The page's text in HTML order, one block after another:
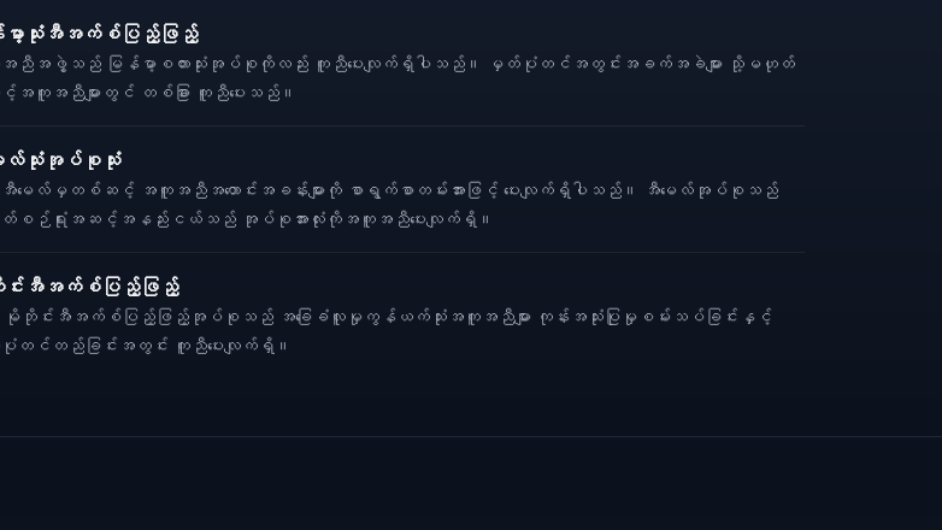
မာ့သုံးအီအက်စ်ပြည့်ဖြည့်
ညီအဖွဲ့သည် မြန်မာ့စကားသုံးအုပ်စုကိုလည်း ကူညီပေးလျက်ရှိပါသည်။ မှတ်ပုံတင်အတွင်းအခက်အခဲများ သို့မဟုတ်
ာင့်အကူအညီများတွင် တစ်ခြား ကူညီပေးသည်။
လ်သုံးအုပ်စုသုံး
မေလ်မှတစ်ဆင့် အကူအညီအတောင်းအခန်းများကို စာရွက်စာတမ်းအားဖြင့် ပေးလျက်ရှိပါသည်။ အီမေလ်အုပ်စုသည်
စဉ်ရုံးအဆင့်အနည်းငယ်သည် အုပ်စုအားလုံးကိုအကူအညီပေးလျက်ရှိ။
းအီအက်စ်ပြည့်ဖြည့်
မိုဘိုင်းအီအက်စ်ပြည့်ဖြည့်အုပ်စုသည် အခြေခံလူမှုကွန်ယက်သုံးအကူအညီများ ကုန်းအသုံးပြုမှုစမ်းသပ်ခြင်းနှင့်
တင်တည်ခြင်းအတွင်း ကူညီပေးလျက်ရှိ။